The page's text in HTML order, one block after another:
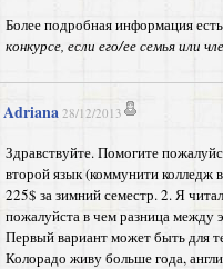
Более подробная информация
конкурсе, если его/ее семья
Adriana 28/12/2013
Здравствуйте. Помогите
второй язык (коммунити колледж
225$ за зимний семестр. 2. Я
пожалуйста в чем разница между
Первый вариант может быть для
Колорадо живу больше года,